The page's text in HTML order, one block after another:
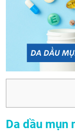
Da dầu mụn